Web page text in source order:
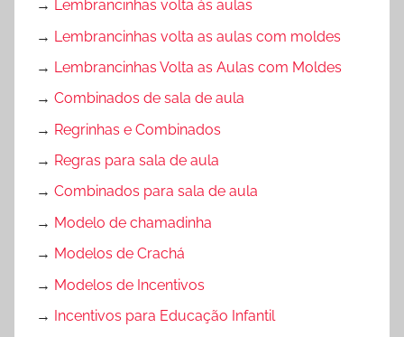
→ Lembrancinhas volta às aulas
→ Lembrancinhas volta as aulas com moldes
→ Lembrancinhas Volta as Aulas com Moldes
→ Combinados de sala de aula
→ Regrinhas e Combinados
→ Regras para sala de aula
→ Combinados para sala de aula
→ Modelo de chamadinha
→ Modelos de Crachá
→ Modelos de Incentivos
→ Incentivos para Educação Infantil